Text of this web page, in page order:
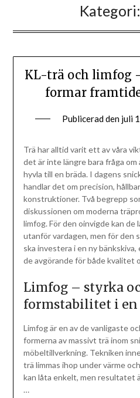
Kategori:
KL-trä och limfog
formar
Publicerad den juli
Trä har alltid varit ett av våra
det är inte längre bara fråga
hyvla till en bräda. I dagens
handlar det om precision,
konstruktioner. Två begrepp
diskussionen om moderna
limfog. För den oinvigde kan
utanför vardagen, men för den
ska investera i en ny
de avgörande för både kvalitet
Limfog – styrka
formstabilitet i en
Limfog är en av de vanligaste
formerna av massivt trä inom
möbeltillverkning. Tekniken
trä limmas ihop under värme
kan låta enkelt, men resultatet
…